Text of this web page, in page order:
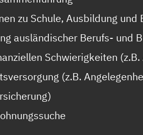
zu Schule, Ausbildung und
ausländischer Berufs- und
Schwierigkeiten
(z.B.